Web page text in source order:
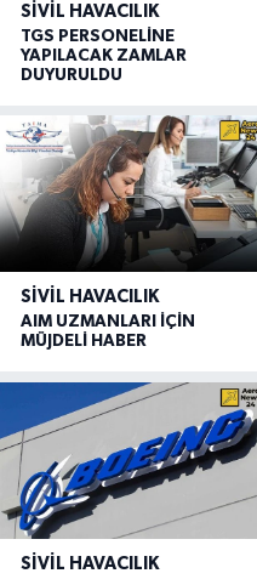
SIVIL HAVACILIK
TGS PERSONELİNE
YAPILACAK ZAMLAR
DUYURULDU
SIVIL HAVACILIK
AIM UZMANLARI İÇİN
MÜJDELİ HABER
SIVIL HAVACILIK